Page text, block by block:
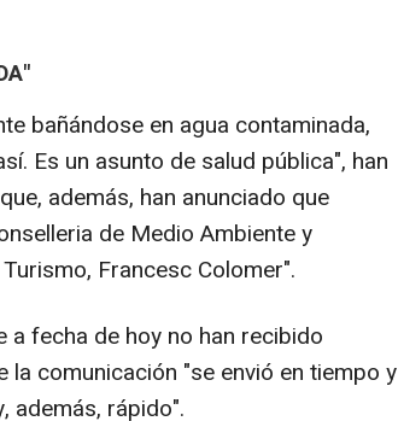
bañándose en agua contaminada,
Es un asunto de salud pública", han
además, han anunciado que
de Medio Ambiente y
Francesc Colomer".
a fecha de hoy no han recibido
comunicación "se envió en tiempo y
además, rápido".